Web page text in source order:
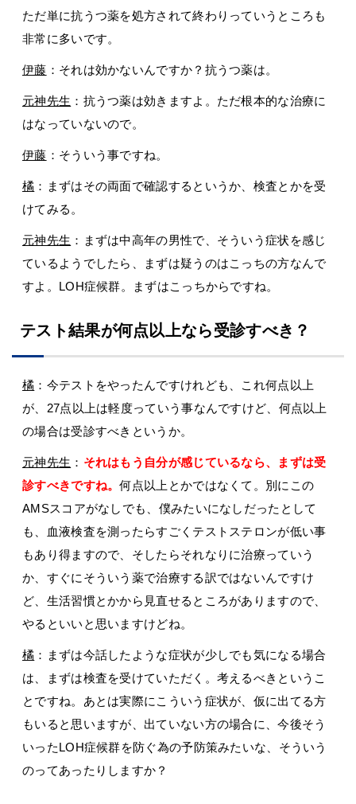
ただ単に抗うつ薬を処方されて終わりっていうところも
非常に多いです。
伊藤 ：それは効かないんですか？抗うつ薬は。
元神先生 ：抗うつ薬は効きますよ。ただ根本的な治療に
はなっていないので。
伊藤 ：そういう事ですね。
橘 ：まずはその両面で確認するというか、検査とかを受
けてみる。
元神先生 ：まずは中高年の男性で、そういう症状を感じ
ているようでしたら、まずは疑うのはこっちの方なんで
すよ。LOH症候群。まずはこっちからですね。
テスト結果が何点以上なら受診すべき？
橘 ：今テストをやったんですけれども、これ何点以上
が、27点以上は軽度っていう事なんですけど、何点以上
の場合は受診すべきというか。
元神先生 ： それはもう自分が感じているなら、まずは受
診すべきですね。何点以上とかではなくて。別にこの
AMSスコアがなしでも、僕みたいになしだったとして
も、血液検査を測ったらすごくテストステロンが低い事
もあり得ますので、そしたらそれなりに治療っていう
か、すぐにそういう薬で治療する訳ではないんですけ
ど、生活習慣とかから見直せるところがありますので、
やるといいと思いますけどね。
橘 ：まずは今話したような症状が少しでも気になる場合
は、まずは検査を受けていただく。考えるべきというこ
とですね。あとは実際にこういう症状が、仮に出てる方
もいると思いますが、出ていない方の場合に、今後そう
いったLOH症候群を防ぐ為の予防策みたいな、そういう
のってあったりしますか？